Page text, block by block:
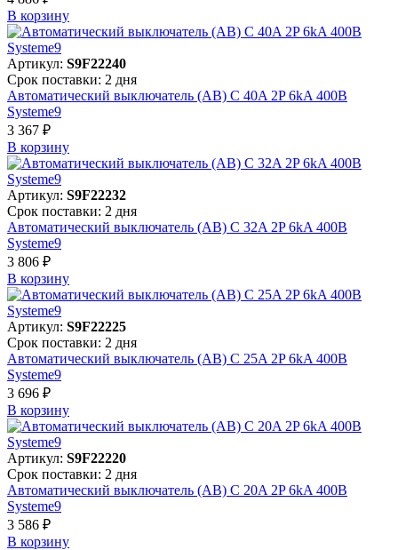
В корзинy
Артикул: S9F22240
Срок поставки: 2 дня
Автоматический выключатель (АВ) C 40A 2P 6kA 400В
Systeme9
3 367 ₽
В корзинy
Артикул: S9F22232
Срок поставки: 2 дня
Автоматический выключатель (АВ) C 32A 2P 6kA 400В
Systeme9
3 806 ₽
В корзинy
Артикул: S9F22225
Срок поставки: 2 дня
Автоматический выключатель (АВ) C 25A 2P 6kA 400В
Systeme9
3 696 ₽
В корзинy
Артикул: S9F22220
Срок поставки: 2 дня
Автоматический выключатель (АВ) C 20A 2P 6kA 400В
Systeme9
3 586 ₽
В корзинy